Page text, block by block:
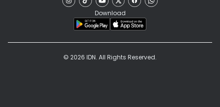
Download
© 2026 IDN. All Rights Reserved.